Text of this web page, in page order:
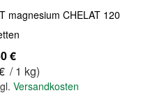
magnesium CHELAT 120
€
/ 1 kg)
Versandkosten